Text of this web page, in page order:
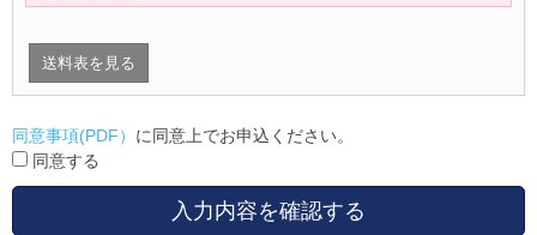
送料表を見る
同意事項(PDF） に同意上でお申込ください。
同意する
入力内容を確認する